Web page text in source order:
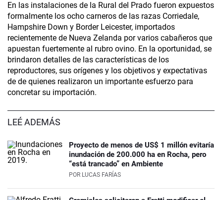
En las instalaciones de la Rural del Prado fueron expuestos
formalmente los ocho carneros de las razas Corriedale,
Hampshire Down y Border Leicester, importados
recientemente de Nueva Zelanda por varios cabañeros que
apuestan fuertemente al rubro ovino. En la oportunidad, se
brindaron detalles de las características de los
reproductores, sus orígenes y los objetivos y expectativas
de de quienes realizaron un importante esfuerzo para
concretar su importación.
LEÉ ADEMÁS
Proyecto de menos de US$ 1 millón evitaría
inundación de 200.000 ha en Rocha, pero
“está trancado” en Ambiente
POR LUCAS FARÍAS